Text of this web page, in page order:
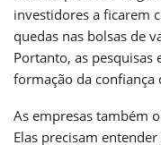
investidores a ficarem
quedas nas bolsas de
Portanto, as
formação da confiança
As empresas também
Elas precisam